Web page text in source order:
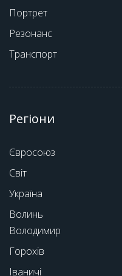
Портрет
Резонанс
Транспорт
Регіони
Євросоюз
Світ
Україна
Волинь
Володимир
Горохів
Іваничі